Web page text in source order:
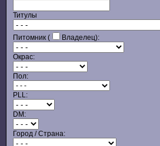
Титулы
Питомник ( Владелец):
Окрас:
Пол:
PLL:
DM:
Город / Страна: